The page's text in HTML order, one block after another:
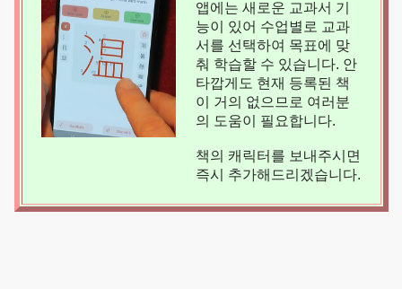
앱에는 새로운 교과서 기
능이 있어 수업별로 교과
서를 선택하여 목표에 맞
춰 학습할 수 있습니다. 안
타깝게도 현재 등록된 책
이 거의 없으므로 여러분
의 도움이 필요합니다.
책의 캐릭터를 보내주시면
즉시 추가해드리겠습니다.